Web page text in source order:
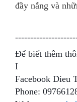
đầy nắng và
Để biết thêm
I
Facebook Dieu
Phone: